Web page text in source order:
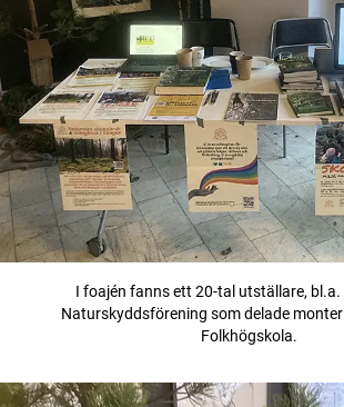
I foajén fanns ett 20-tal utställare,
Naturskyddsförening som delade
Folkhögskola.